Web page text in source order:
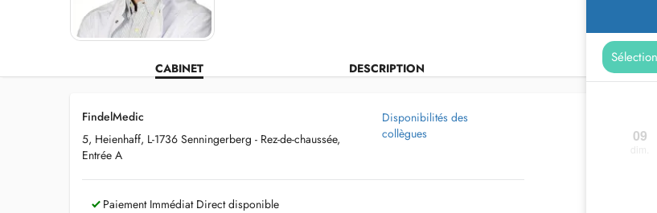
CABINET DESCRIPTION
09
FindelMedic
5, Heienhaff, L-1736 Senningerberg - Rez-de-chaussée,
Entrée A
Disponibilités des
collègues
Paiement Immédiat Direct disponible